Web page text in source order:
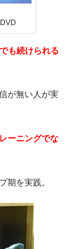
も続けられる
が無い人が実
ーニングでな
期を実践。